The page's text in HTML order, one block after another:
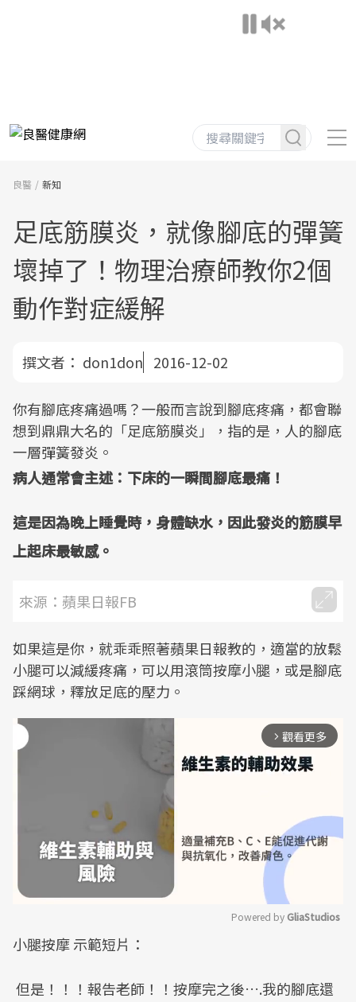
良醫 新知
足底筋膜炎，就像腳底的彈簧
壞掉了！物理治療師教你2個
動作對症緩解
撰文者： don1don 2016-12-02
你有腳底疼痛過嗎？一般而言說到腳底疼痛，都會聯
想到鼎鼎大名的「足底筋膜炎」，指的是，人的腳底
一層彈簧發炎。
病人通常會主述：下床的一瞬間腳底最痛！
這是因為晚上睡覺時，身體缺水，因此發炎的筋膜早
上起床最敏感。
來源：蘋果日報FB
如果這是你，就乖乖照著蘋果日報教的，適當的放鬆
小腿可以減緩疼痛，可以用滾筒按摩小腿，或是腳底
踩網球，釋放足底的壓力。
arrow_forward_ios 觀看更多
Powered by GliaStudios
小腿按摩 示範短片：
但是！！！報告老師！！按摩完之後….我的腳底還